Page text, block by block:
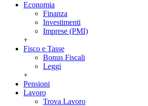
Economia
Finanza
Investimenti
Imprese (PMI)
+
Fisco e Tasse
Bonus Fiscali
Leggi
+
Pensioni
Lavoro
Trova Lavoro